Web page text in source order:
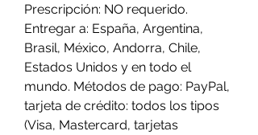
Prescripción: NO requerido.
Entregar a: España, Argentina,
Brasil, México, Andorra, Chile,
Estados Unidos y en todo el
mundo. Métodos de pago: PayPal,
tarjeta de crédito: todos los tipos
(Visa, Mastercard, tarjetas